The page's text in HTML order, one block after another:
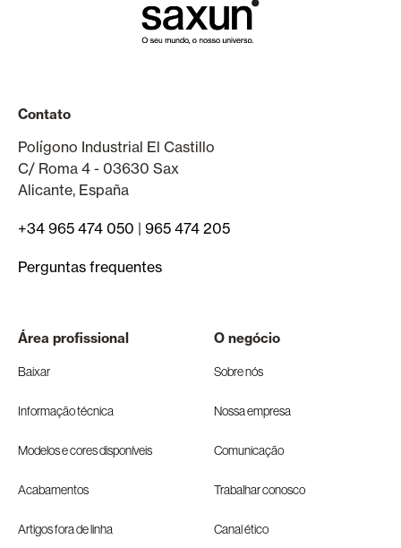
Contato
Polígono Industrial El Castillo
C/ Roma 4 - 03630 Sax
Alicante, España
+34 965 474 050 | 965 474 205
Perguntas frequentes
Área profissional
Baixar
Informação técnica
Modelos e cores disponíveis
Acabamentos
Artigos fora de linha
O negócio
Sobre nós
Nossa empresa
Comunicação
Trabalhar conosco
Canal ético